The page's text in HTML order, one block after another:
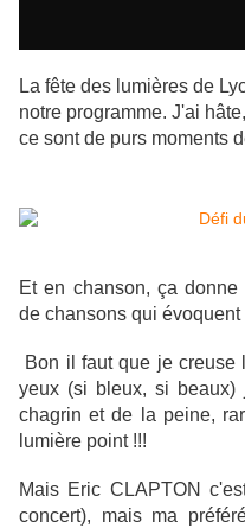
La fête des lumières de
notre programme. J'ai
ce sont de purs moments
Et en chanson, ça
de chansons qui
Bon il faut que je creuse
yeux (si bleux, si beaux)
chagrin et de la peine,
lumière point !!!
Mais Eric CLAPTON
concert), mais ma